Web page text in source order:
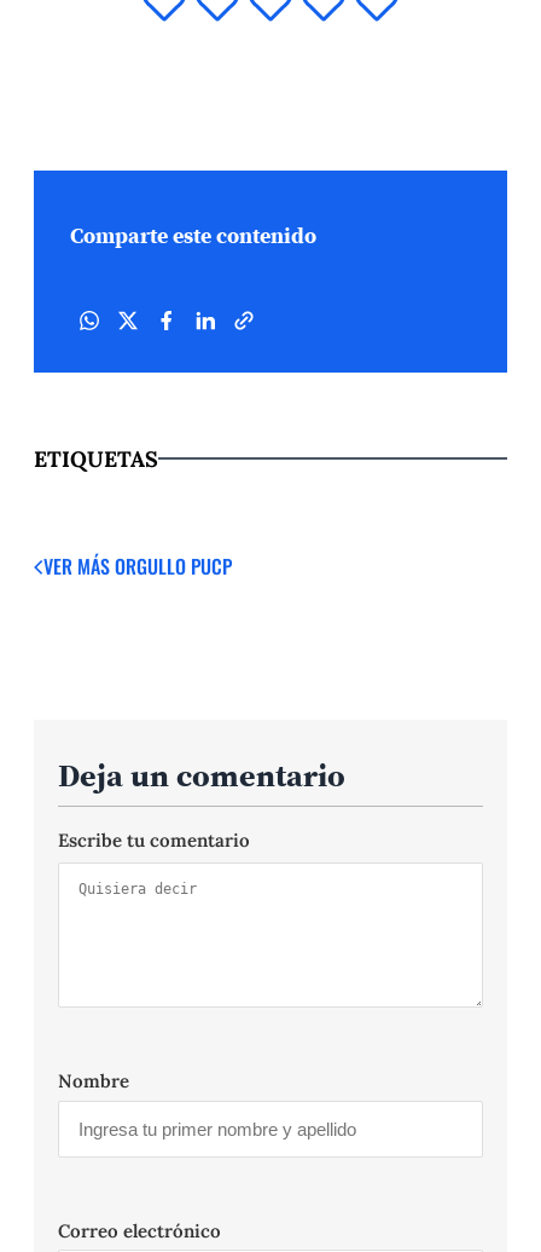
Comparte este contenido
ETIQUETAS
VER MÁSORGULLO PUCP
Deja un comentario
Escribe tu comentario
Nombre
Correo electrónico